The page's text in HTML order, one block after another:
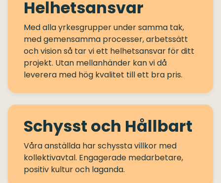
Helhetsansvar
Med alla yrkesgrupper under samma tak,
med gemensamma processer, arbetssätt
och vision så tar vi ett helhetsansvar för ditt
projekt. Utan mellanhänder kan vi då
Schysst och Hållbart
Våra anställda har schyssta villkor med
kollektivavtal. Engagerade medarbetare,